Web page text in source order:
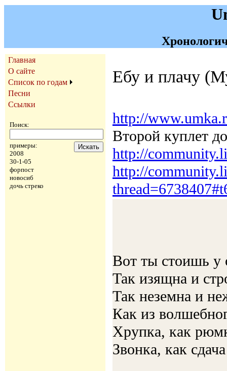
Главная
О сайте
Список по годам
Песни
Ссылки
Поиск:
примеры:
2008
30-1-05
форпост
новосиб
дочь стреко
Ебу и плачу
http://
Второй куплет
http://
http://
Вот ты стоишь у
Так изящна и
Так неземна и
Как из
Хрупка, как
Звонка, как сдача